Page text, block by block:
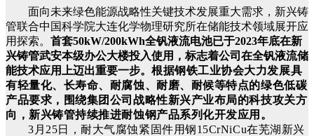
面向未来绿色能源战略性关键技术发展重大需求，新兴铸
管联合中国科学院大连化学物理研究所在储能技术领域展开应
用探索。 首套50kW/200kWh全钒液流电池已于2023年底在新
兴铸管武安本级办公大楼投入使用，标志着公司在全钒液流储
能技术应用上迈出重要一步。 根据钢铁工业协会大力发展具
有轻量化、长寿命、耐腐蚀、耐磨、耐候等特点的绿色低碳
产品要求，围绕集团公司战略性新兴产业布局的科技攻关方
向，新兴铸管持续推进耐蚀钢产品系列化开发应用。
3月25日，耐大气腐蚀紧固件用钢15CrNiCu在芜湖新兴